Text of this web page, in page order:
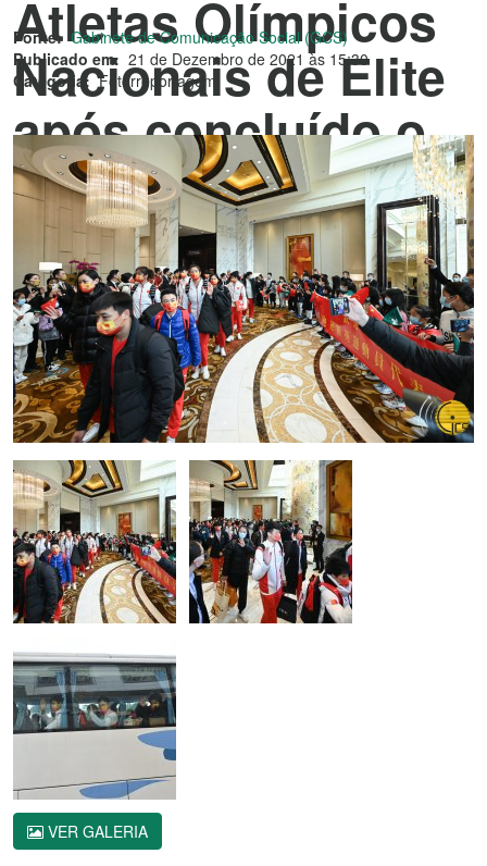
Atletas Olímpicos
Nacionais de Elite
após concluído o
programa de visita
de três dias.
Fonte: Gabinete de Comunicação Social (GCS)
Publicado em: 21 de Dezembro de 2021 às 15:30
Categoria: Fotorreportagem
VER GALERIA